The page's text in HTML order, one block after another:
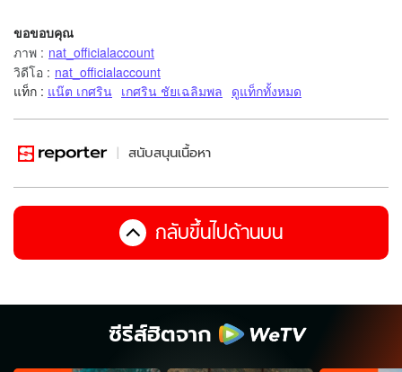
ขอขอบคุณ
ภาพ : nat_officialaccount
วิดีโอ : nat_officialaccount
แท็ก : แน๊ต เกศริน เกศริน ชัยเฉลิมพล ดูแท็กทั้งหมด
สนับสนุนเนื้อหา
กลับขึ้นไปด้านบน
ซีรีส์ฮิตจาก